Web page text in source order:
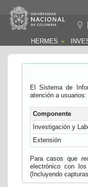
HERMES
El Sistema de
atención a usuarios:
Componente
Investigación y
Extensión
Para casos que
electrónico con
(Incluyendo